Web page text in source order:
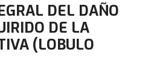
DEL DAÑO
DE LA
(LOBULO